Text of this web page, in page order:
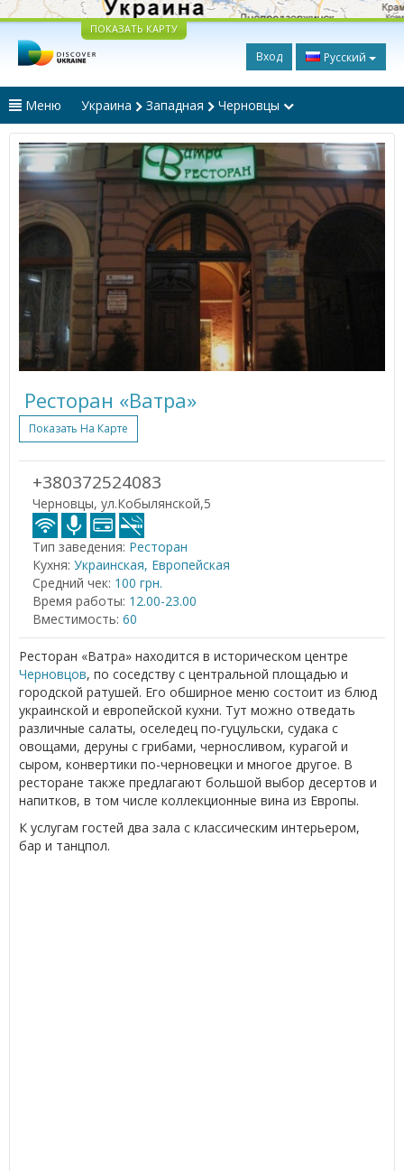
ПОКАЗАТЬ КАРТУ
Вход Русский
Меню Украина Западная Черновцы
Ресторан «Ватра»
Показать На Карте
+380372524083
Черновцы, ул.Кобылянской,5
Тип заведения: Ресторан
Кухня: Украинская, Европейская
Средний чек: 100 грн.
Время работы: 12.00-23.00
Вместимость: 60
Ресторан «Ватра» находится в историческом центре
Черновцов, по соседству с центральной площадью и
городской ратушей. Его обширное меню состоит из блюд
украинской и европейской кухни. Тут можно отведать
различные салаты, оселедец по-гуцульски, судака с
овощами, деруны с грибами, черносливом, курагой и
сыром, конвертики по-черновецки и многое другое. В
ресторане также предлагают большой выбор десертов и
напитков, в том числе коллекционные вина из Европы.
К услугам гостей два зала с классическим интерьером,
бар и танцпол.